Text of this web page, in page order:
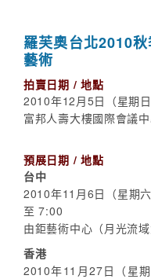
羅芙奧台北2010
藝術
拍賣日期 / 地點
2010年12月5日（星期
富邦人壽大樓國際會議
預展日期 / 地點
台中
2010年11月6日（星期
至 7:00
由鉅藝術中心（月光流域
香港
2010年11月27日（星